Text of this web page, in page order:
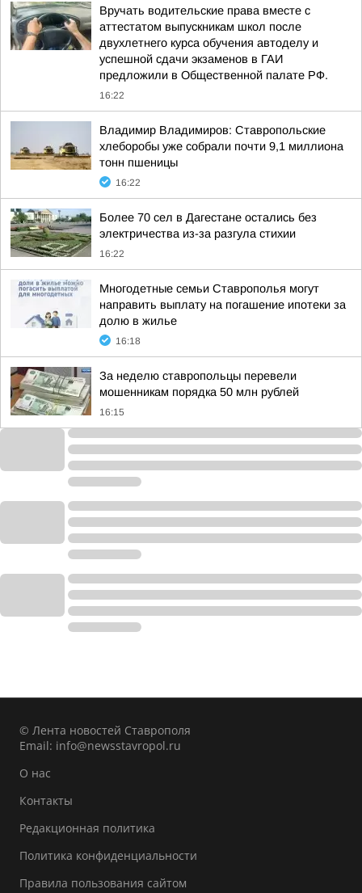
Вручать водительские права вместе с
аттестатом выпускникам школ после
двухлетнего курса обучения автоделу и
успешной сдачи экзаменов в ГАИ
предложили в Общественной палате РФ.
16:22
Владимир Владимиров: Ставропольские
хлеборобы уже собрали почти 9,1 миллиона
тонн пшеницы
16:22
Более 70 сел в Дагестане остались без
электричества из-за разгула стихии
16:22
Многодетные семьи Ставрополья могут
направить выплату на погашение ипотеки за
долю в жилье
16:18
За неделю ставропольцы перевели
мошенникам порядка 50 млн рублей
16:15
© Лента новостей Ставрополя
Email: info@newsstavropol.ru
О нас
Контакты
Редакционная политика
Политика конфиденциальности
Правила пользования сайтом